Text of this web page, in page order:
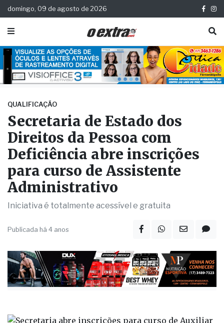
domingo, 09 de agosto de 2026
QUALIFICAÇÃO
Secretaria de Estado dos
Direitos da Pessoa com
Deficiência abre inscrições
para curso de Assistente
Administrativo
Iniciativa é totalmente acessível e gratuita
Publicada há 4 anos